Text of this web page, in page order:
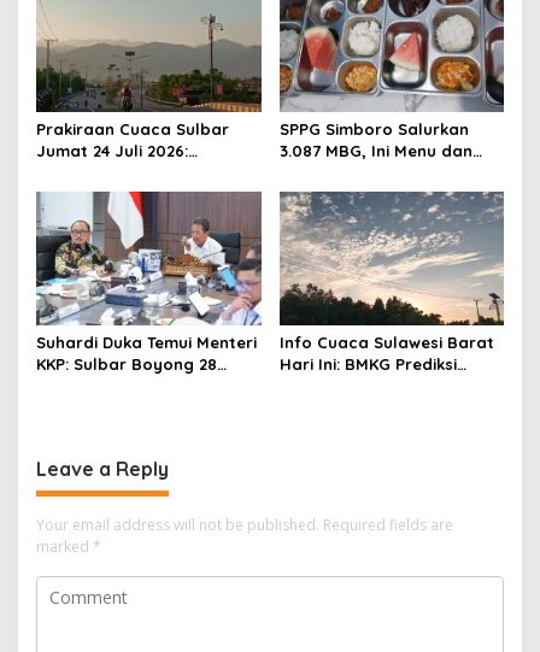
o
n
Prakiraan Cuaca Sulbar
Jumat 24 Juli 2026:
Daerah Pesisir Cerah
SPPG Simboro Salurkan
3.087 MBG, Ini Menu dan
Suhardi Duka Temui Menteri
KKP: Sulbar Boyong 28
Info Cuaca Sulawesi Barat
Hari Ini: BMKG Prediksi
Leave a Reply
Your email address will not be published. Required fields are
marked *